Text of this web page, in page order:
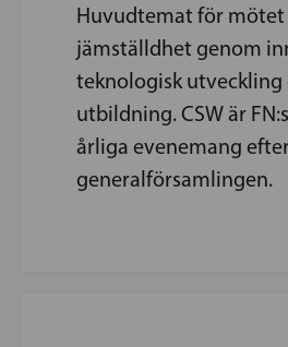
Huvudtemat för
jämställdhet genom
teknologisk utveckling
utbildning. CSW är
årliga evenemang
generalförsamlingen.